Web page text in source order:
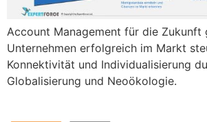
Account Management für die Zukunft
Unternehmen erfolgreich im Markt
Konnektivität und Individualisierung
Globalisierung und Neoökologie.